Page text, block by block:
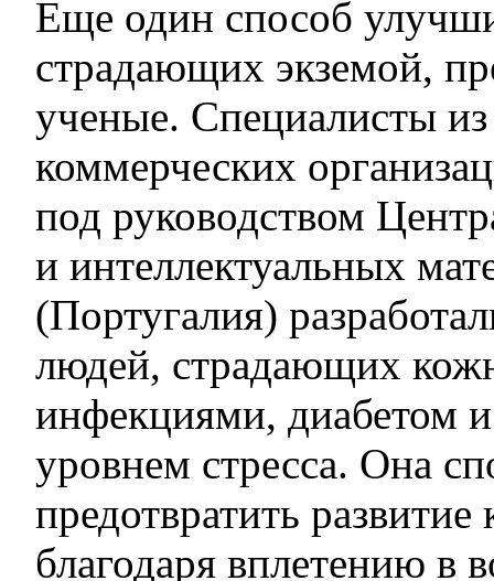
Еще один способ
страдающих экземой,
ученые. Специалисты
коммерческих
под руководством
и интеллектуальных
(Португалия)
людей, страдающих
инфекциями, диабетом
уровнем стресса. Она
предотвратить
благодаря вплетению в